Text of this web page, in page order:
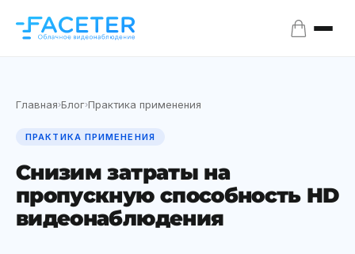
Главная›Блог›Практика применения
ПРАКТИКА ПРИМЕНЕНИЯ
Снизим затраты на
пропускную способность HD
видеонаблюдения